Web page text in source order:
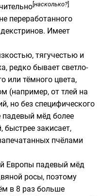
насколько?
переработанного
декстринов. Имеет
тягучестью и
редко бывает светло-
или тёмного цвета,
(например, от тлей на
но без специфического
падевый мёд более
быстрее закисает,
пчёлами
Европы падевый мёд
росы, поэтому
в 8 раз больше